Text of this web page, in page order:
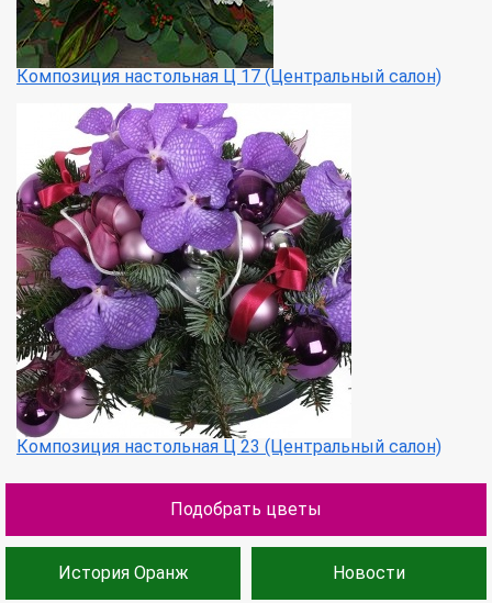
Композиция настольная Ц 17 (Центральный салон)
Композиция настольная Ц 23 (Центральный салон)
Подобрать цветы
История Оранж Новости